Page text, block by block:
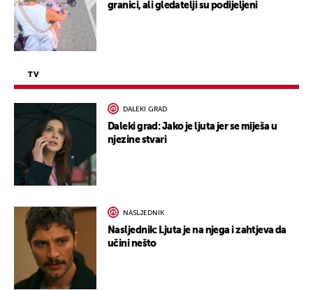
granici, ali gledatelji su podijeljeni
TV
DALEKI GRAD
Daleki grad: Jako je ljuta jer se miješa u
njezine stvari
NASLJEDNIK
Nasljednik: Ljuta je na njega i zahtjeva da
učini nešto